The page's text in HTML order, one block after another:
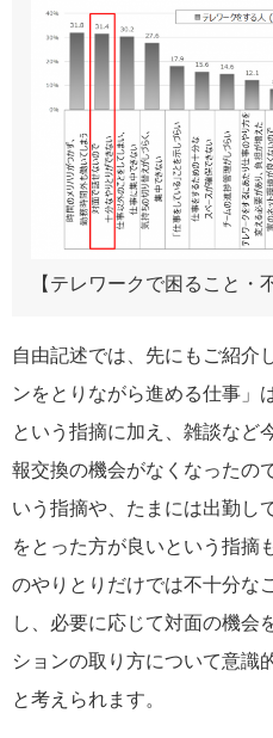
【テレワークで困ること・
自由記述では、先にもご紹介
ンをとりながら進める仕事」
という指摘に加え、雑談など
報交換の機会がなくなったの
いう指摘や、たまには出勤し
をとった方が良いという指摘
のやりとりだけでは不十分な
し、必要に応じて対面の機会
ションの取り方について意識
と考えられます。